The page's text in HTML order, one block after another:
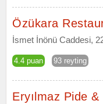
Özükara
İsmet İnönü Caddesi,
4.4 puan 93 reyting
Eryılmaz Pide